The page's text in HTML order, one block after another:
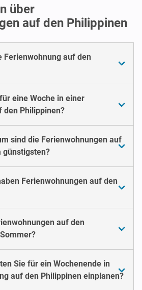
über
auf den Philippinen
Ferienwohnung auf den
eine Woche in einer
den Philippinen?
sind die Ferienwohnungen auf
günstigsten?
Ferienwohnungen auf den
auf den
Sie für ein Wochenende in
auf den Philippinen einplanen?